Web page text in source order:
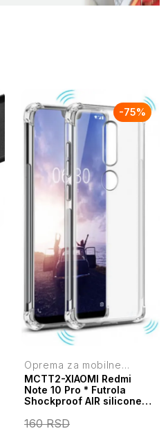
-75%
Oprema za mobilne
telefone
MCTT2-XIAOMI Redmi
Note 10 Pro * Futrola
Shockproof AIR silicone
160RSD